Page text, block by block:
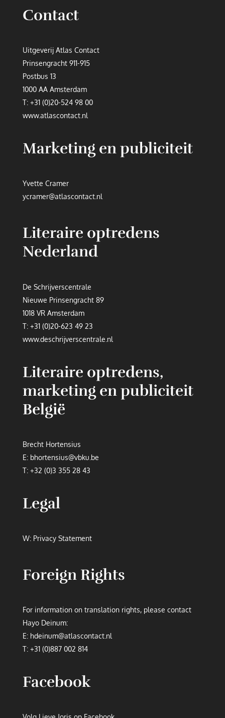
Contact
Uitgeverij Atlas Contact
Prinsengracht 911-915
Postbus 13
1000 AA Amsterdam
T: +31 (0)20-524 98 00
www.atlascontact.nl
Marketing en publiciteit
Yvette Cramer
ycramer@atlascontact.nl
Literaire optredens
Nederland
De Schrijverscentrale
Nieuwe Prinsengracht 89
1018 VR Amsterdam
T: +31 (0)20-623 49 23
www.deschrijverscentrale.nl
Literaire optredens,
marketing en publiciteit
België
Brecht Hortensius
E: bhortensius@vbku.be
T: +32 (0)3 355 28 43
Legal
W: Privacy Statement
Foreign Rights
For information on translation rights, please contact
Hayo Deinum:
E: hdeinum@atlascontact.nl
T: +31 (0)887 002 814
Facebook